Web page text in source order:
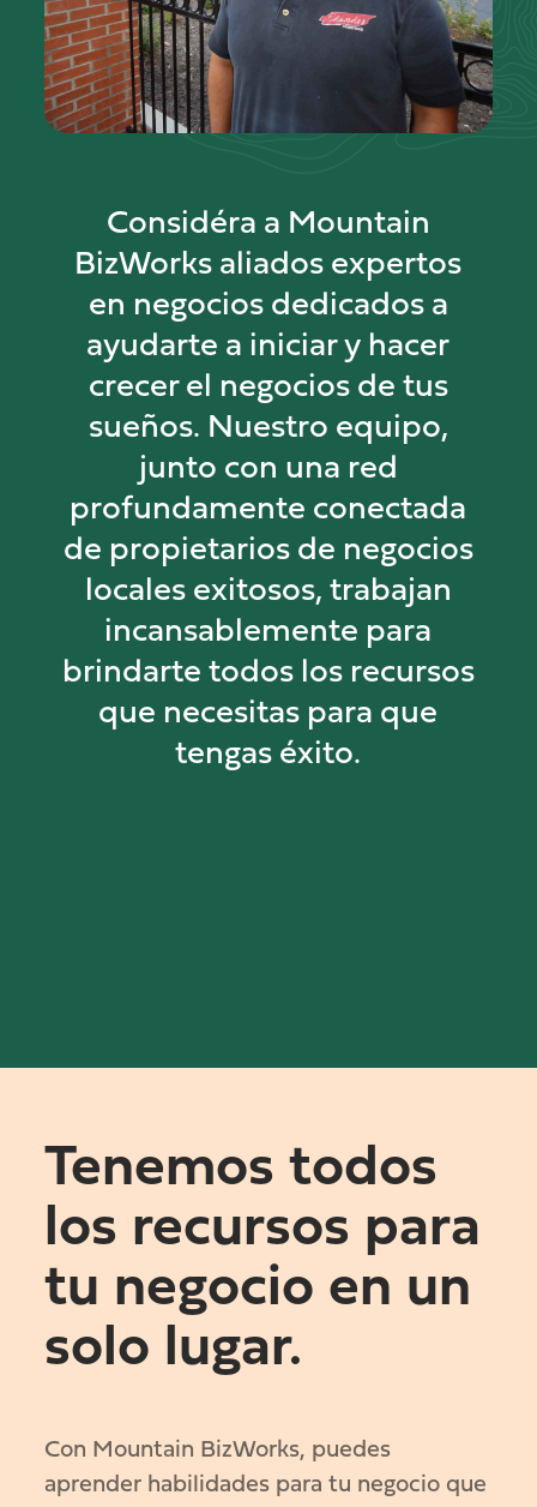
Considéra a Mountain
BizWorks aliados expertos
en negocios dedicados a
ayudarte a iniciar y hacer
crecer el negocios de tus
sueños. Nuestro equipo,
junto con una red
profundamente conectada
de propietarios de negocios
locales exitosos, trabajan
incansablemente para
brindarte todos los recursos
que necesitas para que
tengas éxito.
Tenemos todos
los recursos para
tu negocio en un
solo lugar.
Con Mountain BizWorks, puedes
aprender habilidades para tu negocio que